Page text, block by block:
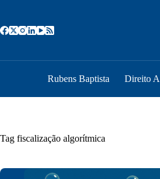
o
conteúdo
Rubens Baptista Direito
Tag fiscalização algorítmica